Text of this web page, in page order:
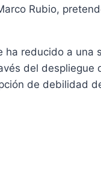
Rubio,
reducido a una
del
de debilidad